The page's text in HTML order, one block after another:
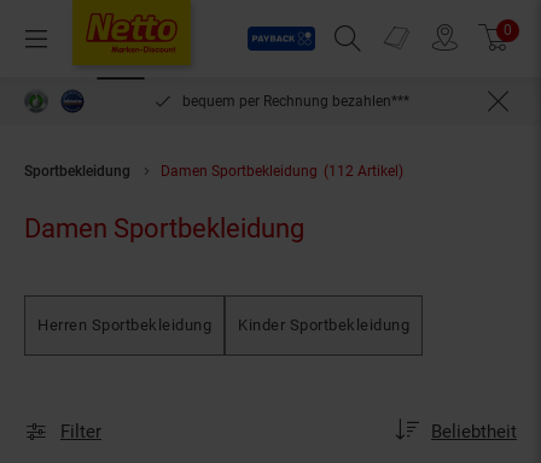
Menü
Payback
Suchfeld einblenden
Prospekte 0
bequem per Rechnung bezahlen***
Sportbekleidung Damen Sportbekleidung (112 Artikel)
Damen Sportbekleidung
Herren Sportbekleidung Kinder Sportbekleidung
Filter Sortierung:
Beliebtheit